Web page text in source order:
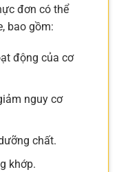
đơn có thể
bao gồm:
động của cơ
nguy cơ
chất.
khớp.